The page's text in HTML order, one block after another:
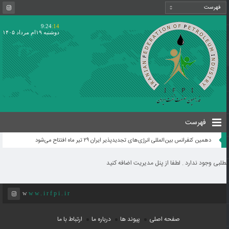
9:24:14
دوشنبه ۱۹ام مرداد ۱۴۰۵
فهرست
دهمین کنفرانس بین‌المللی انرژی‌های تجدیدپذیر ایران ۲۹ تیر ماه افتتاح می‌شود
وجود ندارد . لطفا از پنل مدیریت اضافه کنید
www.irfpi.ir
صفحه اصلی پیوند ها درباره ما ارتباط با ما